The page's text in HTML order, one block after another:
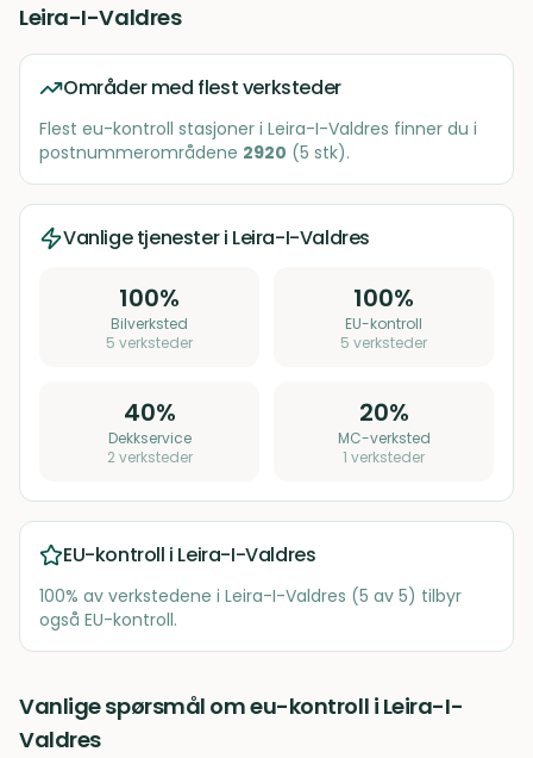
Leira-I-Valdres
Områder med flest verksteder
Flest eu-kontroll stasjoner i Leira-I-Valdres finner du i
postnummerområdene 2920 (5 stk).
Vanlige tjenester i Leira-I-Valdres
100%
Bilverksted
5 verksteder
100%
EU-kontroll
5 verksteder
40%
Dekkservice
2verksteder
20%
MC-verksted
1 verksteder
EU-kontroll i Leira-I-Valdres
100% av verkstedene i Leira-I-Valdres (5 av 5) tilbyr
også EU-kontroll.
Vanlige spørsmål om eu-kontroll i Leira-I-
Valdres